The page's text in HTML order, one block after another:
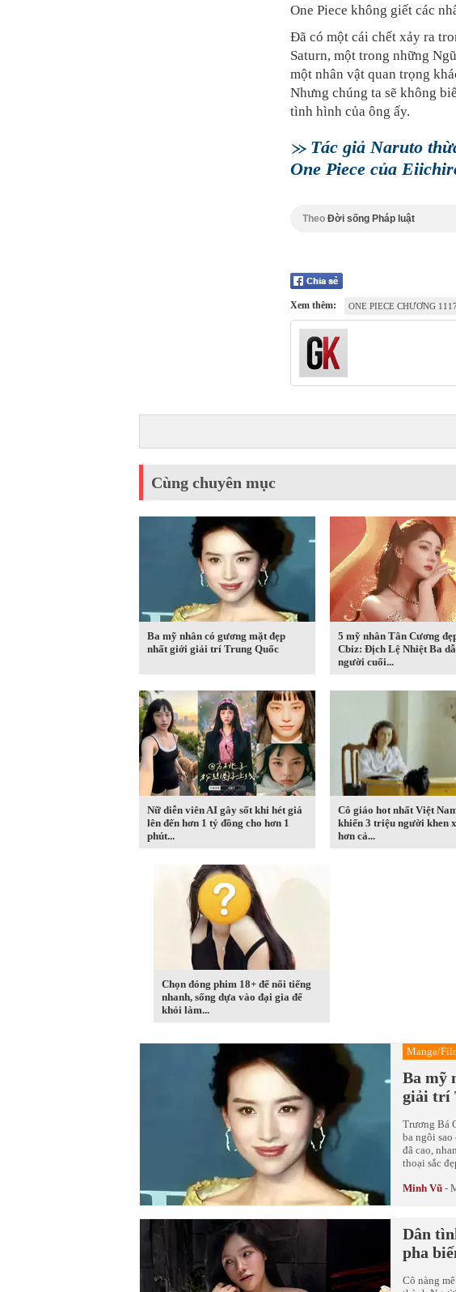
One Piece không giết các
Đã có một cái chết xảy ra
Saturn, một trong những
một nhân vật quan trọng
Nhưng chúng ta sẽ không
tình hình của ông ấy.
Tác giả Naruto
One Piece của
Theo Đời sống Pháp luật
Xem thêm: ONE PIECE CHƯƠNG 1117
Cùng chuyên mục
Ba mỹ nhân có gương mặt đẹp
nhất giới giải trí Trung Quốc
5 mỹ nhân Tân Cương
Cbiz: Địch Lệ Nhiệt Ba
người cuối...
Nữ diễn viên AI gây sốt khi hét giá
lên đến hơn 1 tỷ đồng cho hơn 1
phút...
Cô giáo hot nhất Việt
khiến 3 triệu người khen
hơn cả...
Chọn đóng phim 18+ để nổi tiếng
nhanh, sống dựa vào đại gia để
khỏi làm...
Manga/
Ba mỹ
giải trí
Trương Bá
ba ngôi
đã cao,
thoại sắc
Minh Vũ -
Dân
pha
Cô nàng